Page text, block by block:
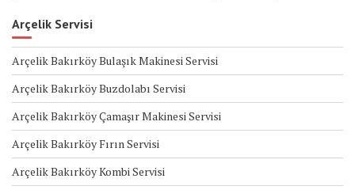
Arçelik Servisi
Arçelik Bakırköy Bulaşık Makinesi Servisi
Arçelik Bakırköy Buzdolabı Servisi
Arçelik Bakırköy Çamaşır Makinesi Servisi
Arçelik Bakırköy Fırın Servisi
Arçelik Bakırköy Kombi Servisi